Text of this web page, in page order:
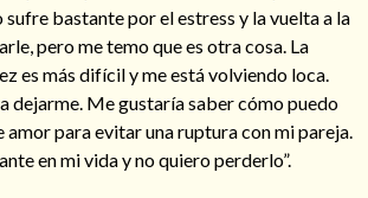
amor
bastante por el estress y la vuelta a la
pero me temo que es otra cosa. La
es más difícil y me está volviendo loca.
dejarme. Me gustaría saber cómo puedo
amor para evitar una ruptura con mi pareja.
en mi vida y no quiero perderlo”.